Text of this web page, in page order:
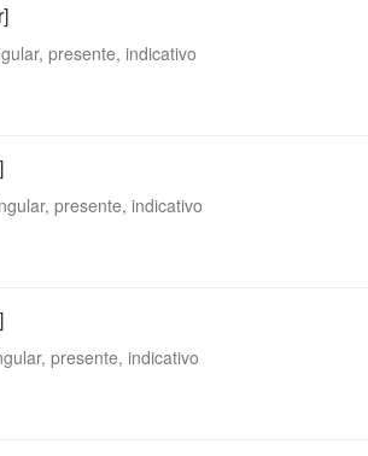
presente, indicativo
presente, indicativo
presente, indicativo